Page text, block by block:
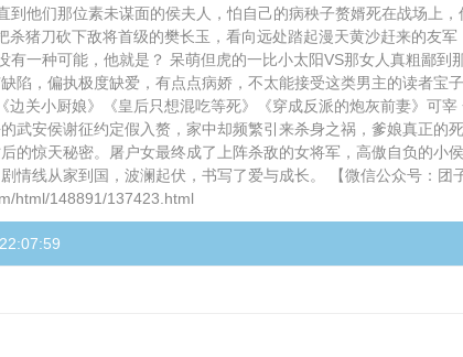
到他们那位素未谋面的侯夫人，怕自己的病秧子赘婿死在战场上
猪刀砍下敌将首级的樊长玉，看向远处踏起漫天黄沙赶来的友
一种可能，他就是？ 呆萌但虎的一比小太阳VS那女人真粗鄙
陷，偏执极度缺爱，有点点病娇，不太能接受这类男主的读者
关小厨娘》《皇后只想混吃等死》《穿成反派的炮灰前妻》可
武安侯谢征约定假入赘，家中却频繁引来杀身之祸，爹娘真正
的惊天秘密。屠户女最终成了上阵杀敌的女将军，高傲自负的
情线从家到国，波澜起伏，书写了爱与成长。 【微信公众号：团
html/148891/137423.html